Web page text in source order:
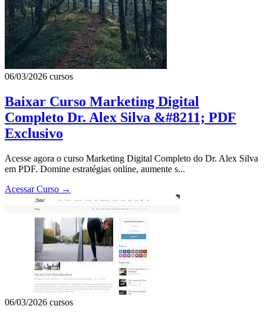
06/03/2026 cursos
Baixar Curso Marketing Digital
Completo Dr. Alex Silva &#8211; PDF
Exclusivo
Acesse agora o curso Marketing Digital Completo do Dr. Alex Silva
em PDF. Domine estratégias online, aumente s...
Acessar Curso →
06/03/2026 cursos